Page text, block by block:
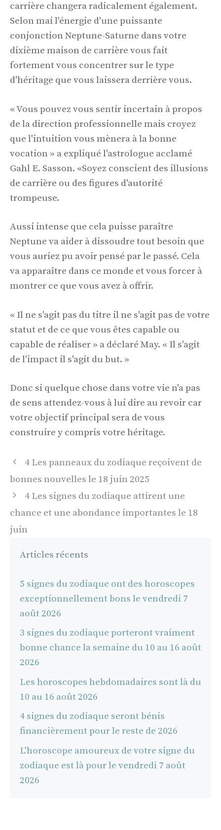
carrière changera radicalement également.
Selon mai l'énergie d'une puissante
conjonction Neptune-Saturne dans votre
dixième maison de carrière vous fait
fortement vous concentrer sur le type
d'héritage que vous laissera derrière vous.
« Vous pouvez vous sentir incertain à propos
de la direction professionnelle mais croyez
que l'intuition vous mènera à la bonne
vocation » a expliqué l'astrologue acclamé
Gahl E. Sasson. «Soyez conscient des illusions
de carrière ou des figures d'autorité
trompeuse.
Aussi intense que cela puisse paraître
Neptune va aider à dissoudre tout besoin que
vous auriez pu avoir pensé par le passé. Cela
va apparaître dans ce monde et vous forcer à
montrer ce que vous avez à offrir.
« Il ne s'agit pas du titre il ne s'agit pas de votre
statut et de ce que vous êtes capable ou
capable de réaliser » a déclaré May. « Il s'agit
de l'impact il s'agit du but. »
Donc si quelque chose dans votre vie n'a pas
de sens attendez-vous à lui dire au revoir car
votre objectif principal sera de vous
construire y compris votre héritage.
Navigation
des
4 Les panneaux du zodiaque reçoivent de
bonnes nouvelles le 18 juin 2025
4 Les signes du zodiaque attirent une
chance et une abondance importantes le 18
juin
Articles récents
5 signes du zodiaque ont des horoscopes
exceptionnellement bons le vendredi 7
août 2026
3 signes du zodiaque porteront vraiment
bonne chance la semaine du 10 au 16 août
2026
Les horoscopes hebdomadaires sont là du
10 au 16 août 2026
4 signes du zodiaque seront bénis
financièrement pour le reste de 2026
L'horoscope amoureux de votre signe du
zodiaque est là pour le vendredi 7 août
2026